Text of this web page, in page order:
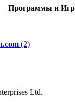
Программы и
(2)
Ltd.